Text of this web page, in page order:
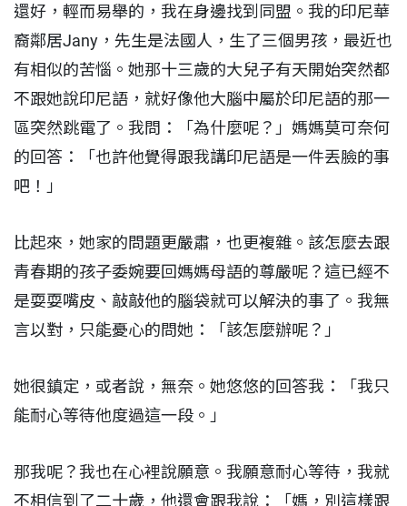
還好，輕而易舉的，我在身邊找到同盟。我的印尼華
裔鄰居Jany，先生是法國人，生了三個男孩，最近也
有相似的苦惱。她那十三歲的大兒子有天開始突然都
不跟她說印尼語，就好像他大腦中屬於印尼語的那一
區突然跳電了。我問：「為什麼呢？」媽媽莫可奈何
的回答：「也許他覺得跟我講印尼語是一件丟臉的事
吧！」
比起來，她家的問題更嚴肅，也更複雜。該怎麼去跟
青春期的孩子委婉要回媽媽母語的尊嚴呢？這已經不
是耍耍嘴皮、敲敲他的腦袋就可以解決的事了。我無
言以對，只能憂心的問她：「該怎麼辦呢？」
她很鎮定，或者說，無奈。她悠悠的回答我：「我只
能耐心等待他度過這一段。」
那我呢？我也在心裡說願意。我願意耐心等待，我就
不相信到了二十歲，他還會跟我說：「媽，別這樣跟